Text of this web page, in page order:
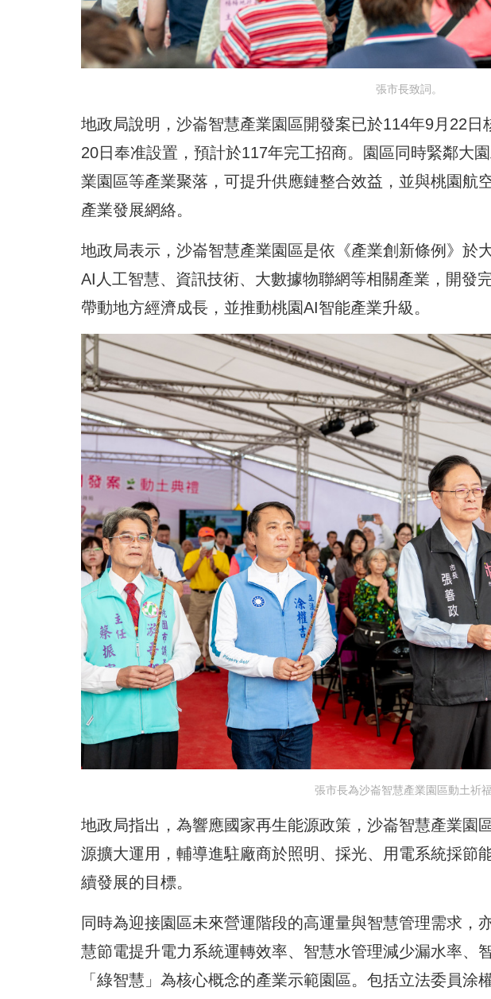
張市長致詞。
地政局說明，沙崙智慧產業園區開發案已於114年9月22日
20日奉准設置，預計於117年完工招商。園區同時緊鄰大
業園區等產業聚落，可提升供應鏈整合效益，並與桃園航
產業發展網絡。
地政局表示，沙崙智慧產業園區是依《產業創新條例》於
AI人工智慧、資訊技術、大數據物聯網等相關產業，開發
帶動地方經濟成長，並推動桃園AI智能產業升級。
張市長為沙崙智慧產業園區動土祈福
地政局指出，為響應國家再生能源政策，沙崙智慧產業園
源擴大運用，輔導進駐廠商於照明、採光、用電系統採節
續發展的目標。
同時為迎接園區未來營運階段的高運量與智慧管理需求，
慧節電提升電力系統運轉效率、智慧水管理減少漏水率、
「綠智慧」為核心概念的產業示範園區。包括立法委員涂